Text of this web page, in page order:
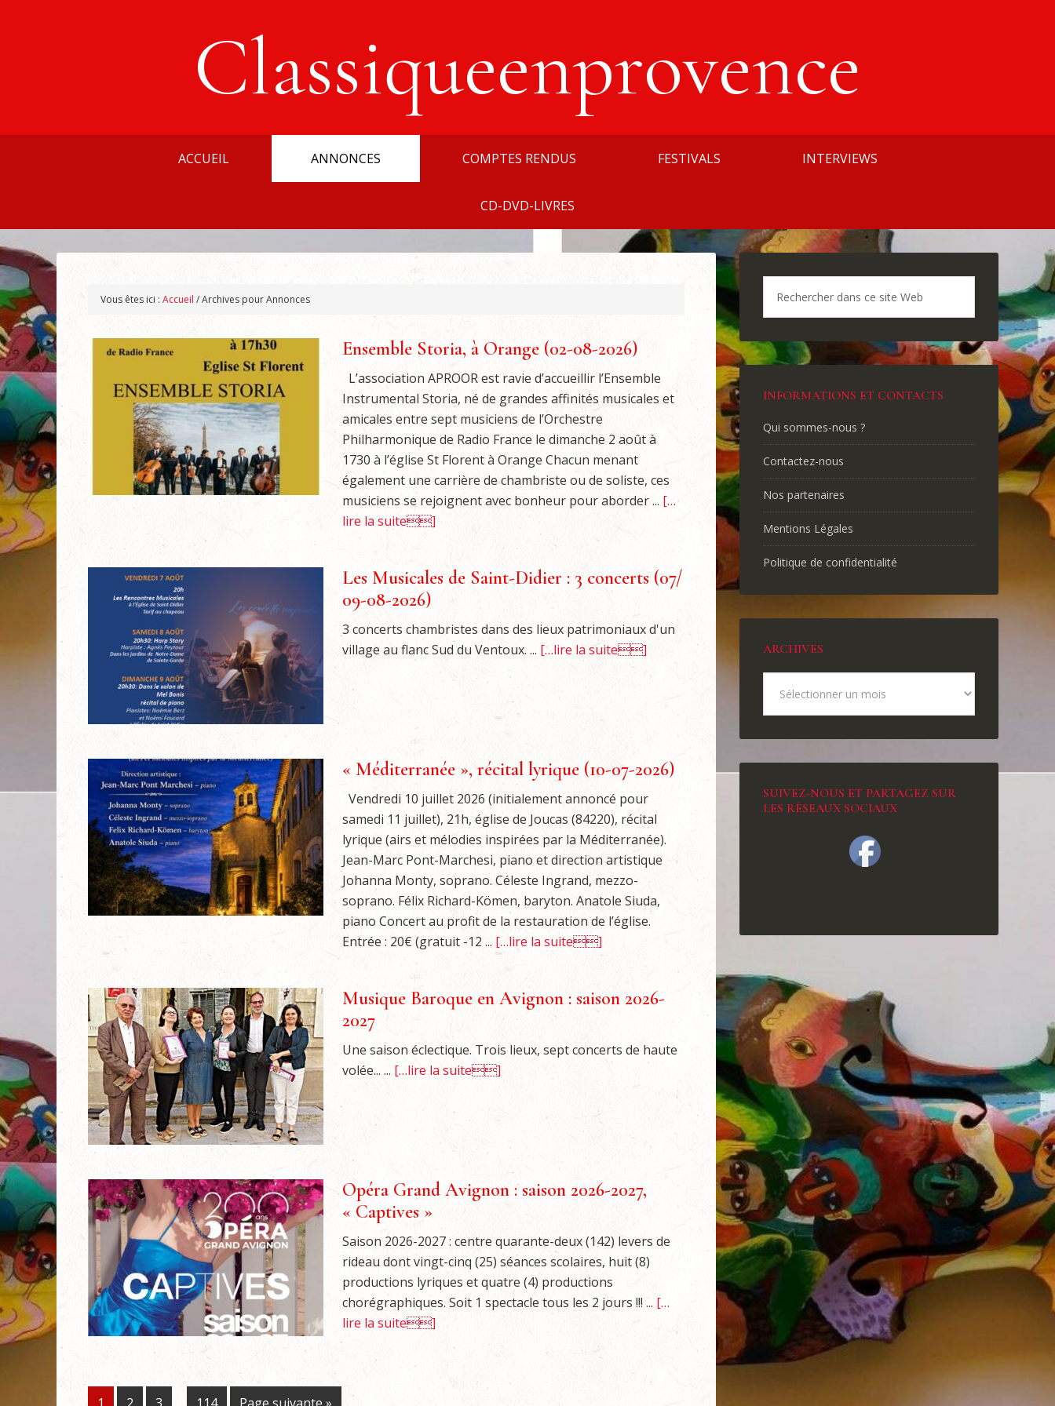
Classiqueenprovence
ACCUEIL ANNONCES COMPTES RENDUS FESTIVALS INTERVIEWS
CD-DVD-LIVRES
Vous êtes ici : Accueil /Archives pour Annonces
Ensemble Storia, à Orange (02-08-2026)
L’association APROOR est ravie d’accueillir l’Ensemble
Instrumental Storia, né de grandes affinités musicales et
amicales entre sept musiciens de l’Orchestre
Philharmonique de Radio France le dimanche 2 août à
1730 à l’église St Florent à Orange Chacun menant
également une carrière de chambriste ou de soliste, ces
musiciens se rejoignent avec bonheur pour aborder ... […
lire la suite]
Les Musicales de Saint-Didier : 3 concerts (07/
09-08-2026)
3 concerts chambristes dans des lieux patrimoniaux d'un
village au flanc Sud du Ventoux. ... […lire la suite]
« Méditerranée », récital lyrique (10-07-2026)
Vendredi 10 juillet 2026 (initialement annoncé pour
samedi 11 juillet), 21h, église de Joucas (84220), récital
lyrique (airs et mélodies inspirées par la Méditerranée).
Jean-Marc Pont-Marchesi, piano et direction artistique
Johanna Monty, soprano. Céleste Ingrand, mezzo-
soprano. Félix Richard-Kömen, baryton. Anatole Siuda,
piano Concert au profit de la restauration de l’église.
Entrée : 20€ (gratuit -12 ... […lire la suite]
Musique Baroque en Avignon : saison 2026-
2027
Une saison éclectique. Trois lieux, sept concerts de haute
volée... ... […lire la suite]
Opéra Grand Avignon : saison 2026-2027,
« Captives »
Saison 2026-2027 : centre quarante-deux (142) levers de
rideau dont vingt-cinq (25) séances scolaires, huit (8)
productions lyriques et quatre (4) productions
chorégraphiques. Soit 1 spectacle tous les 2 jours !!! ... […
lire la suite]
INFORMATIONS ET CONTACTS
Qui sommes-nous ?
Contactez-nous
Nos partenaires
Mentions Légales
Politique de confidentialité
ARCHIVES
SUIVEZ-NOUS ET PARTAGEZ SUR
LES RÉSEAUX SOCIAUX